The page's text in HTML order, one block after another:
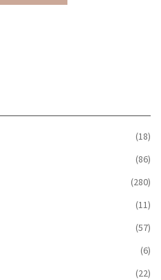
a
termékoldalon(18)
(86)
(280)
(11)
(57)
(6)
(22)